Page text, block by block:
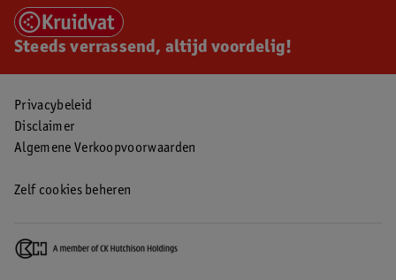
Steeds verrassend, altijd voordelig!
Privacybeleid
Disclaimer
Algemene Verkoopvoorwaarden
Zelf cookies beheren